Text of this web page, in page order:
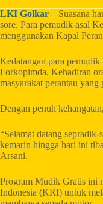
LKI Golkar – Suasana
sore. Para pemudik asal
menggunakan Kapal
Kedatangan para
Forkopimda. Kehadiran
masyarakat perantau
Dengan penuh
“Selamat datang
kemarin hingga hari ini
Arsani.
Program Mudik Gratis ini
Indonesia (KRI) untuk